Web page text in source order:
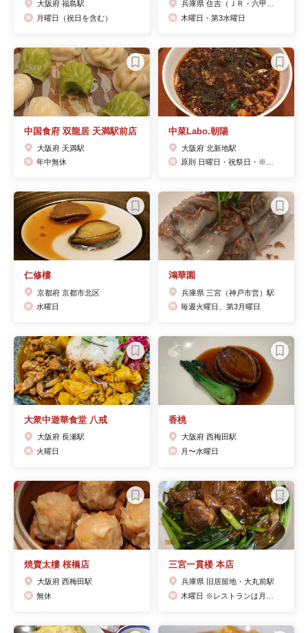
大阪府 福島駅
月曜日（祝日を含む）
木曜日・第3水曜日
中国食府 双龍居 天満駅前店
大阪府 天満駅
年中無休
中菜Labo.朝陽
大阪府 北新地駅
仁修樓
京都府 京都市北区
水曜日
鴻華園
兵庫県 三宮（神戸市営）駅
毎週火曜日、第3月曜日
大衆中遊華食堂 八戒
大阪府 長瀬駅
火曜日
香桃
大阪府 西梅田駅
月〜水曜日
焼賣太樓 桜橋店
大阪府 西梅田駅
無休
三宮一貫楼 本店
兵庫県 旧居留地・大丸前駅